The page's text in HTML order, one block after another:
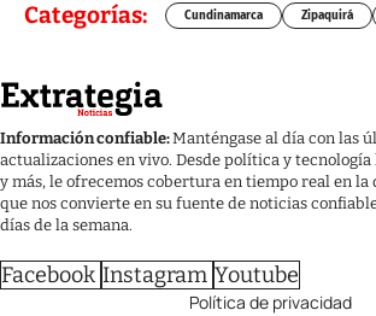
Categorías: Cundinamarca Zipaquirá
Información confiable:Manténgase al día con las
actualizaciones en vivo. Desde política y
y más, le ofrecemos cobertura en tiempo real en la
que nos convierte en su fuente de noticias
días de la semana.
Facebook Instagram Youtube
Política de privacidad